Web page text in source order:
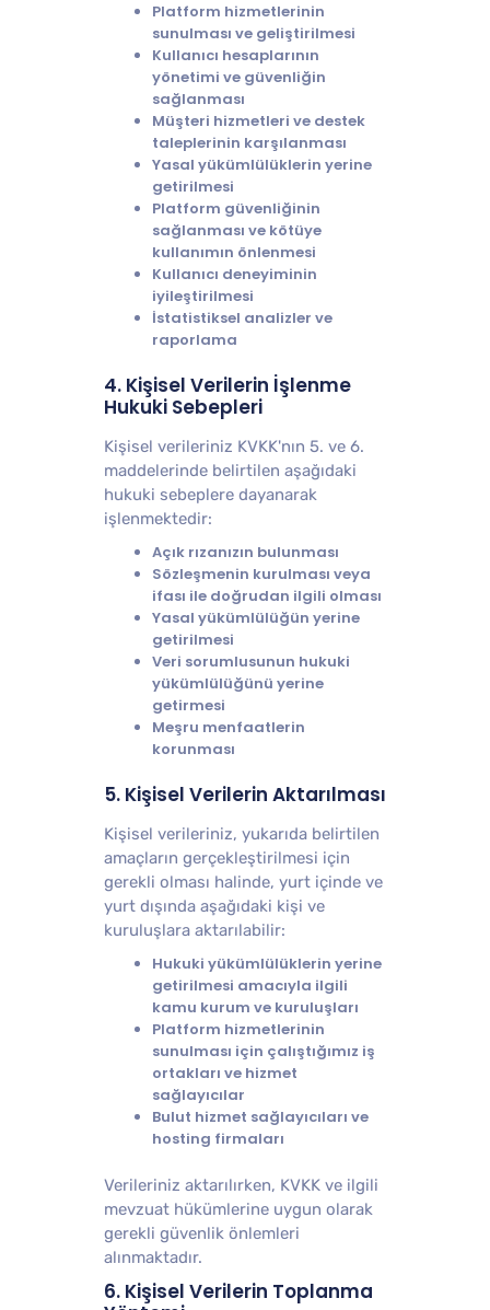
Platform hizmetlerinin
sunulması ve geliştirilmesi
Kullanıcı hesaplarının
yönetimi ve güvenliğin
sağlanması
Müşteri hizmetleri ve destek
taleplerinin karşılanması
Yasal yükümlülüklerin yerine
getirilmesi
Platform güvenliğinin
sağlanması ve kötüye
kullanımın önlenmesi
Kullanıcı deneyiminin
iyileştirilmesi
İstatistiksel analizler ve
raporlama
4. Kişisel Verilerin İşlenme
Hukuki Sebepleri
Kişisel verileriniz KVKK'nın 5. ve 6.
maddelerinde belirtilen aşağıdaki
hukuki sebeplere dayanarak
işlenmektedir:
Açık rızanızın bulunması
Sözleşmenin kurulması veya
ifası ile doğrudan ilgili olması
Yasal yükümlülüğün yerine
getirilmesi
Veri sorumlusunun hukuki
yükümlülüğünü yerine
getirmesi
Meşru menfaatlerin
korunması
5. Kişisel Verilerin Aktarılması
Kişisel verileriniz, yukarıda belirtilen
amaçların gerçekleştirilmesi için
gerekli olması halinde, yurt içinde ve
yurt dışında aşağıdaki kişi ve
kuruluşlara aktarılabilir:
Hukuki yükümlülüklerin yerine
getirilmesi amacıyla ilgili
kamu kurum ve kuruluşları
Platform hizmetlerinin
sunulması için çalıştığımız iş
ortakları ve hizmet
sağlayıcılar
Bulut hizmet sağlayıcıları ve
hosting firmaları
Verileriniz aktarılırken, KVKK ve ilgili
mevzuat hükümlerine uygun olarak
gerekli güvenlik önlemleri
alınmaktadır.
6. Kişisel Verilerin Toplanma